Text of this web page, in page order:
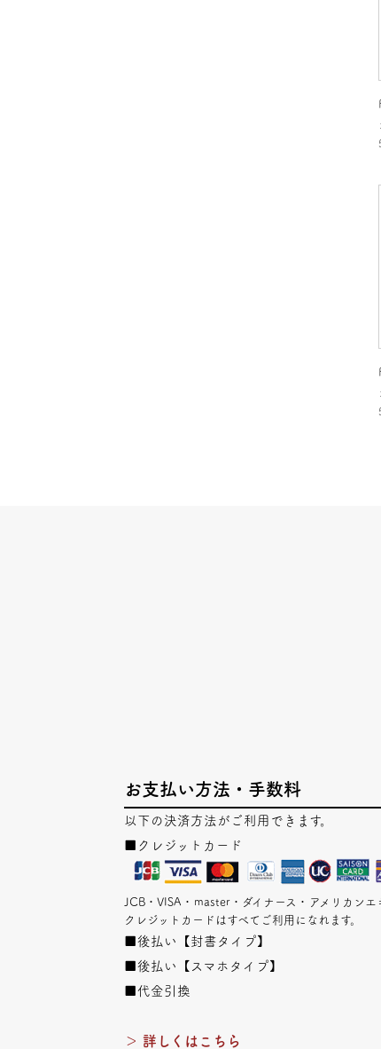
お支払い方法・手数料
以下の決済方法がご利用できます。
■クレジットカード
JCB・VISA・master・ダイナース・アメリカン
クレジットカードはすべてご利用になれます。
■後払い【封書タイプ】
■後払い【スマホタイプ】
■代金引換
＞ 詳しくはこちら